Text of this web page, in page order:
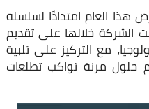
العام امتدادًا لسلسلة
الشركة خلالها على تقديم
مع التركيز على تلبية
حلول مرنة تواكب تطلعات